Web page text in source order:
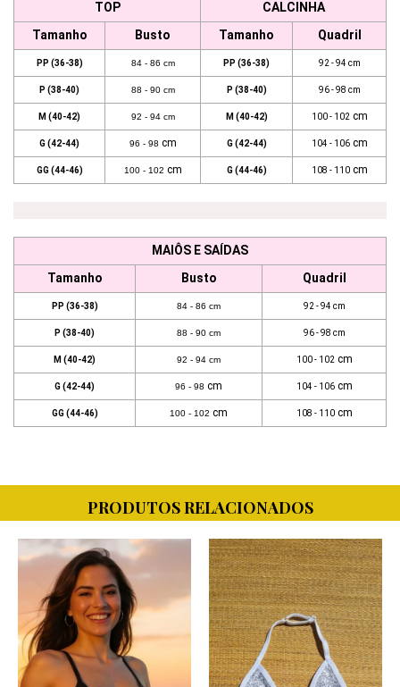
TOP
CALCINHA
Tamanho
Busto Tamanho Quadril
PP (36-38) 84 - 86 cm PP (36-38) 92 - 94 cm
P (38-40) 88 - 90 cm P (38-40) 96 - 98 cm
M (40-42) 92 - 94 cm M (40-42) 100 - 102cm
G (42-44) 96 - 98 cm G (42-44) 104 - 106cm
GG (44-46) 100 - 102 cm G (44-46) 108 - 110cm
MAIÔS E SAÍDAS
Tamanho
Busto Quadril
PP (36-38) 84 - 86 cm 92 - 94 cm
P (38-40) 88 - 90 cm 96 - 98 cm
M (40-42) 92 - 94 cm 100 - 102cm
G (42-44) 96 - 98 cm 104 - 106cm
GG (44-46) 100 - 102 cm 108 - 110cm
PRODUTOS RELACIONADOS